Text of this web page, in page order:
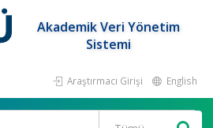
Akademik Veri Yönetim
Sistemi
Araştırmacı Girişi English